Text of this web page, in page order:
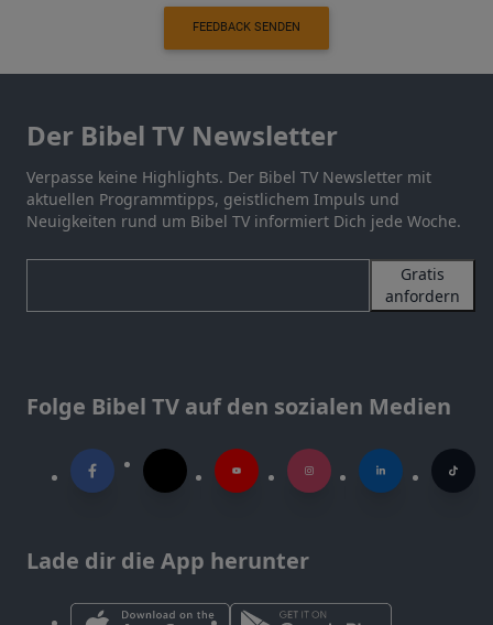
FEEDBACK SENDEN
Der Bibel TV Newsletter
Verpasse keine Highlights. Der Bibel TV Newsletter mit
aktuellen Programmtipps, geistlichem Impuls und
Neuigkeiten rund um Bibel TV informiert Dich jede Woche.
Gratis
anfordern
Folge Bibel TV auf den sozialen Medien
Lade dir die App herunter